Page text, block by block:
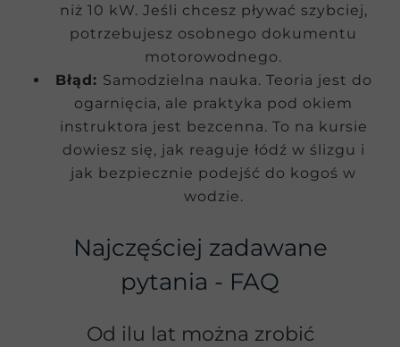
Najczęściej zadawane
pytania - FAQ
Od ilu lat można zrobić
niż 10 kW. Jeśli chcesz pływać szybciej,
potrzebujesz osobnego dokumentu
motorowodnego.
Błąd: Samodzielna nauka. Teoria jest do
ogarnięcia, ale praktyka pod okiem
instruktora jest bezcenna. To na kursie
dowiesz się, jak reaguje łódź w ślizgu i
jak bezpiecznie podejść do kogoś w
wodzie.